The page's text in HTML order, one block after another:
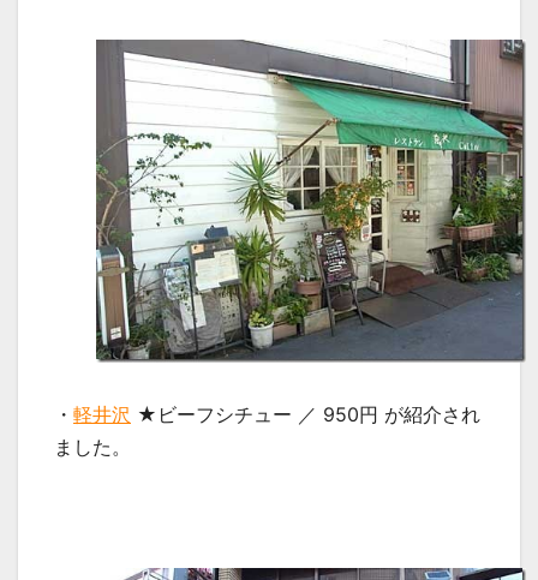
・ 軽井沢 ★ビーフシチュー ／ 950円 が紹介され
ました。